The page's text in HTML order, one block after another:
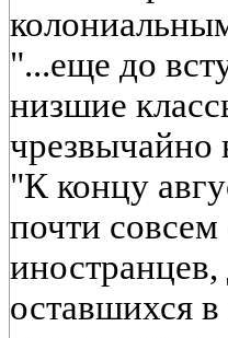
"...еще до
низшие
"К концу
почти
оставшихся